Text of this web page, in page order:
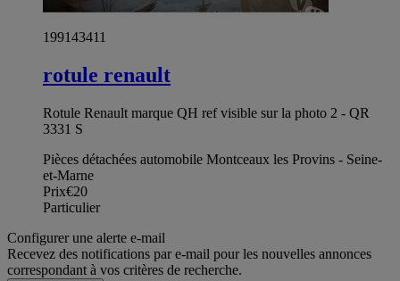
199143411
rotule renault
Rotule Renault marque QH ref visible sur la photo 2 - QR
3331 S
Pièces détachées automobile Montceaux les Provins - Seine-
et-Marne
Prix€20
Particulier
Configurer une alerte e-mail
Recevez des notifications par e-mail pour les nouvelles annonces
correspondant à vos critères de recherche.